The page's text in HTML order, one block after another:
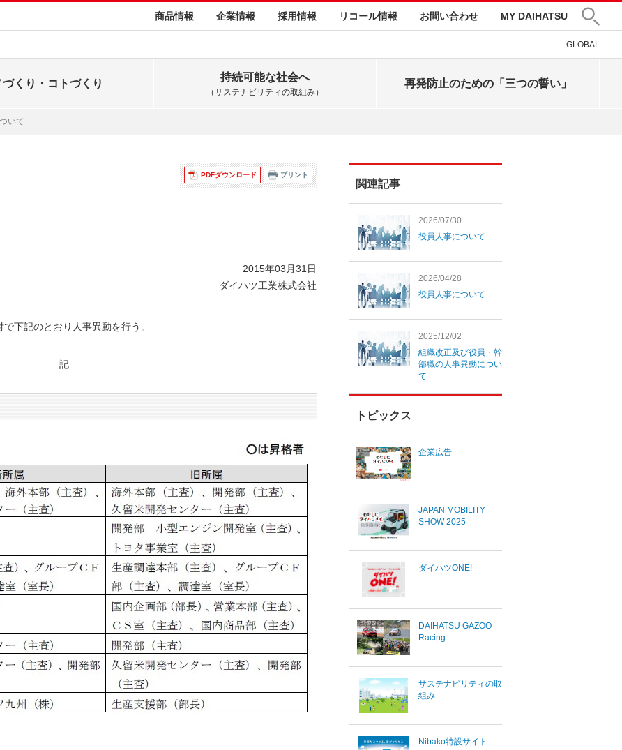
商品情報 企業情報 採用情報 リコール情報 お問い合わせ MY DAIHATSU
GLOBAL
づくり・コトづくり
持続可能な社会へ
（サステナビリティの取組み）
再発防止のための「三つの誓い」
いて
PDFダウンロード プリント
2015年03月31日
ダイハツ工業株式会社
下記のとおり人事異動を行う。
記
関連記事
2026/07/30
役員人事について
2026/04/28
役員人事について
2025/12/02
組織改正及び役員・幹
部職の人事異動につい
て
トピックス
企業広告
JAPAN MOBILITY
SHOW 2025
ダイハツONE!
DAIHATSU GAZOO
Racing
サステナビリティの取
組み
Nibako特設サイト